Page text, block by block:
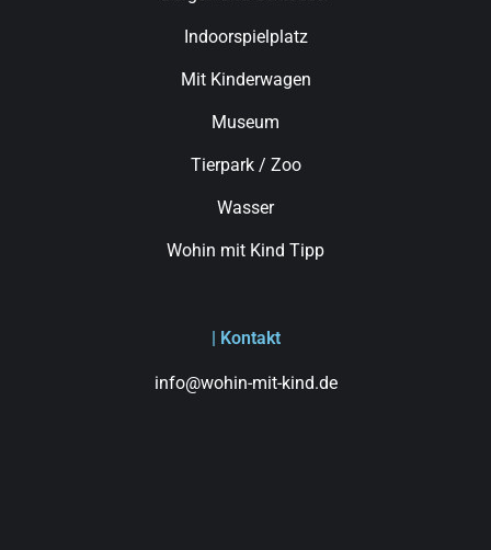
Indoorspielplatz
Mit Kinderwagen
Museum
Tierpark / Zoo
Wasser
Wohin mit Kind Tipp
| Kontakt
info@wohin-mit-kind.de